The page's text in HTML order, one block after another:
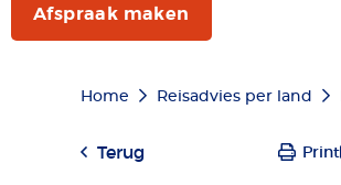
Afspraak maken
Kruimelpad
Home Reisadvies per land
Terug Print